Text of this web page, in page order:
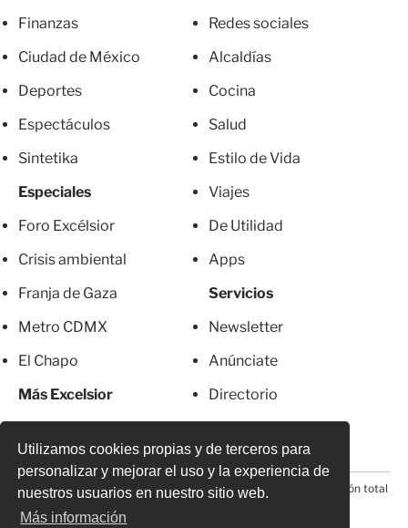
Utilizamos cookies propias y de terceros para
personalizar y mejorar el uso y la experiencia de
nuestros usuarios en nuestro sitio web.
Más información
Finanzas
Ciudad de México
Deportes
Espectáculos
Sintetika
Especiales
Foro Excélsior
Crisis ambiental
Franja de Gaza
Metro CDMX
El Chapo
Más Excelsior
Redes sociales
Alcaldías
Cocina
Salud
Estilo de Vida
Viajes
De Utilidad
Apps
Servicios
Newsletter
Anúnciate
Directorio
© 2026 Todos los derechos reservados. Prohibida la reproducción total
o parcial, incluyendo cualquier medio electrónico*